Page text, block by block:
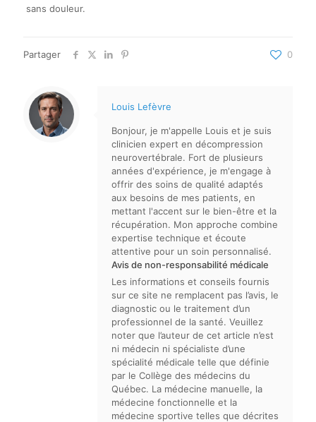
sans douleur.
Partager 0
Louis Lefèvre
Bonjour, je m'appelle Louis et je suis
clinicien expert en décompression
neurovertébrale. Fort de plusieurs
années d'expérience, je m'engage à
offrir des soins de qualité adaptés
aux besoins de mes patients, en
mettant l'accent sur le bien-être et la
récupération. Mon approche combine
expertise technique et écoute
attentive pour un soin personnalisé.
Avis de non-responsabilité médicale
Les informations et conseils fournis
sur ce site ne remplacent pas l’avis, le
diagnostic ou le traitement d’un
professionnel de la santé. Veuillez
noter que l’auteur de cet article n’est
ni médecin ni spécialiste d’une
spécialité médicale telle que définie
par le Collège des médecins du
Québec. La médecine manuelle, la
médecine fonctionnelle et la
médecine sportive telles que décrites